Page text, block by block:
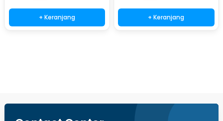
+ Keranjang + Keranjang